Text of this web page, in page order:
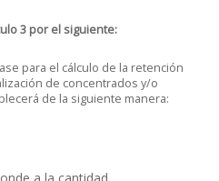
3 por el siguiente:
para el cálculo de la retención
de concentrados y/o
de la siguiente manera: